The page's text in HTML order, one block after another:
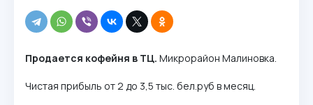
Продается кофейня в ТЦ. Микрорайон Малиновка.
Чистая прибыль от 2 до 3,5 тыс. бел.руб в месяц.